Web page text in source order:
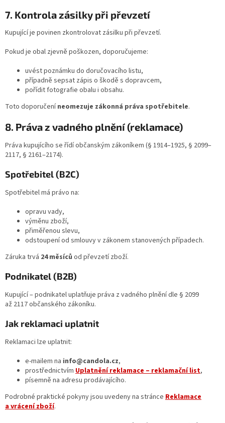
7. Kontrola zásilky při převzetí
Kupující je povinen zkontrolovat zásilku při převzetí.
Pokud je obal zjevně poškozen, doporučujeme:
uvést poznámku do doručovacího listu,
případně sepsat zápis o škodě s dopravcem,
pořídit fotografie obalu i obsahu.
Toto doporučeníneomezuje zákonná práva spotřebitele.
8. Práva z vadného plnění (reklamace)
Práva kupujícího se řídí občanským zákoníkem (§ 1914–1925, § 2099–
2117, § 2161–2174).
Spotřebitel (B2C)
Spotřebitel má právo na:
opravu vady,
výměnu zboží,
přiměřenou slevu,
odstoupení od smlouvy v zákonem stanovených případech.
Záruka trvá 24 měsíců od převzetí zboží.
Podnikatel (B2B)
Kupující – podnikatel uplatňuje práva z vadného plnění dle § 2099
až 2117 občanského zákoníku.
Jak reklamaci uplatnit
Reklamaci lze uplatnit:
e‑mailem na info@candola.cz,
prostřednictvím Uplatnění reklamace – reklamační list,
písemně na adresu prodávajícího.
Podrobné praktické pokyny jsou uvedeny na stránce Reklamace
a vrácení zboží.